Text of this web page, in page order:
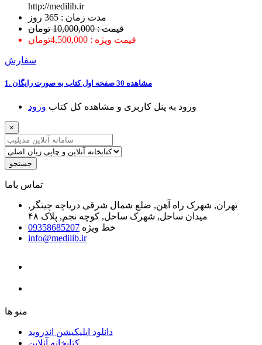
http://medilib.ir
ﻣﺪﺕ ﺯﻣﺎﻥ : 365 ﺭﻭﺯ
قیمت : 10,000,000 تومان
قیمت ویژه : 4,500,000تومان
سفارش
1. ﻣﺸﺎﻫﺪﻩ 30 ﺻﻔﺤﻪ اﻭﻝ ﮐﺘﺎﺏ ﺑﻪ ﺻﻮﺭﺕ ﺭاﯾﮕﺎﻥ
ﻭﺭﻭﺩ ﺑﻪ ﭘﻨﻞ ﮐﺎﺭﺑﺮﯼ ﻭ ﻣﺸﺎﻫﺪﻩ ﮐﻞ ﮐﺘﺎﺏ ﻭﺭﻭﺩ
×
جستجو
ﺗﻤﺎﺱ ﺑﺎﻣﺎ
تهران, شهرک راه آهن, ضلع شمال شرقی دریاچه چیتگر,
میدان ساحل, شهرک ساحل, کوچه نجم, پلاک ۴۸
خط ویژه 09358685207
info@medilib.ir
ﻣﻨﻮ ﻫﺎ
دانلود اپلیکیشن اندروید
ﮐﺘﺎﺑﺨﺎﻧﻪ ﺁﻧﻼﯾﻦ